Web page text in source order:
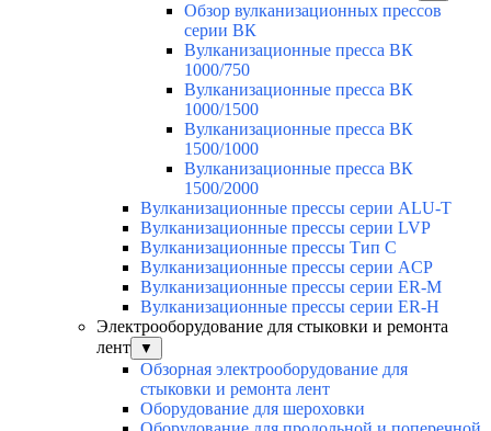
Обзор вулканизационных прессов
серии ВК
Вулканизационные пресса ВК
1000/750
Вулканизационные пресса ВК
1000/1500
Вулканизационные пресса ВК
1500/1000
Вулканизационные пресса ВК
1500/2000
Вулканизационные прессы серии ALU-T
Вулканизационные прессы серии LVP
Вулканизационные прессы Тип С
Вулканизационные прессы серии ACP
Вулканизационные прессы серии ER-M
Вулканизационные прессы серии ER-H
Электрооборудование для стыковки и ремонта
лент
▼
Обзорная электрооборудование для
стыковки и ремонта лент
Оборудование для шероховки